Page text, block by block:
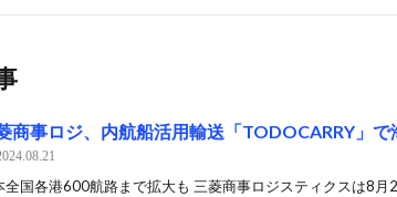
商事ロジ、内航船活用輸送「TODOCARRY」
全国各港600航路まで拡大も 三菱商事ロジスティクスは8